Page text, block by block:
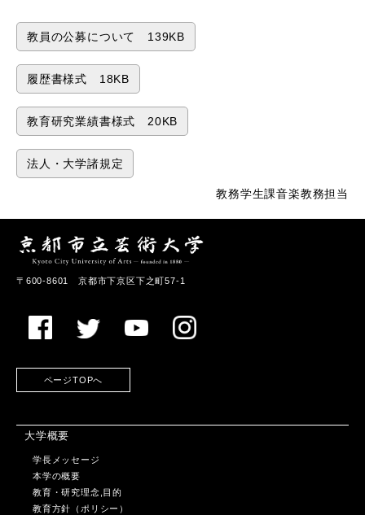
教員の公募について 139KB
履歴書様式 18KB
教育研究業績書様式 20KB
法人・大学諸規定
教務学生課音楽教務担当
〒600-8601 京都市下京区下之町57-1
ページTOPへ
大学概要
学長メッセージ
本学の概要
教育・研究理念,目的
教育方針（ポリシー）